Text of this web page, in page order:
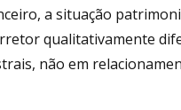
a situação
qualitativamente
não em